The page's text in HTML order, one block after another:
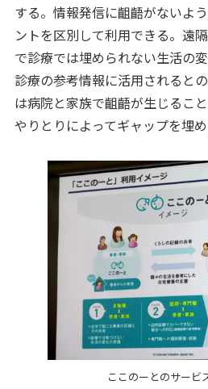
する。情報発信に齟齬がないよ
ントを区別して利用できる。遠
で診療では埋められない生活の
診療の参考情報に活用されると
は病院と家族で齟齬が生じるこ
やりとりによってギャップを埋
ここのーとのサービ